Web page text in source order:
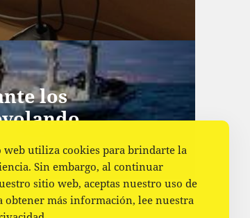
los
web utiliza cookies para brindarte la
Sin embargo, al continuar
sitio web, aceptas nuestro uso de
obtener más información, lee nuestra